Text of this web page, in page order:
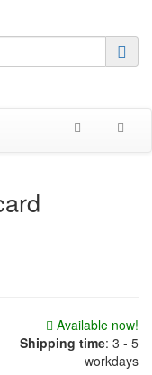
Available now!
Shipping time: 3 - 5
workdays